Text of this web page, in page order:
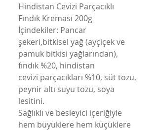
Hindistan Cevizi Parçacıklı
Fındık Kreması 200g
İçindekiler: Pancar
şekeri,bitkisel yağ (ayçiçek ve
pamuk bitkisi yağlarından),
fındık %20, hindistan
cevizi parçacıkları %10, süt tozu,
peynir altı suyu tozu, soya
lesitini.
Sağlıklı ve besleyici içeriğiyle
hem büyüklere hem küçüklere